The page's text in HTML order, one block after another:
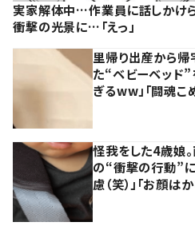
実家解体中…作業員に話しかけ
衝撃の光景に…「えっ」
里帰り出産から
た“ベビーベッド
ぎるww」「闘魂
怪我をした4歳娘
の“衝撃の行動”
慮（笑）」「お顔は